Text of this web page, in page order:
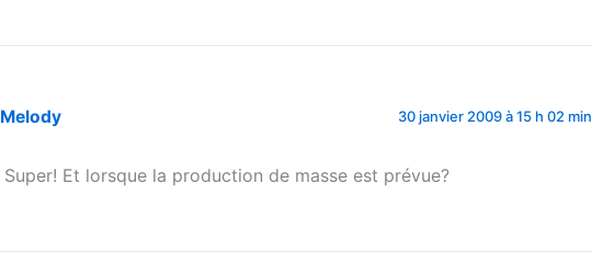
Melody 30 janvier 2009 à 15 h 02 min
Super! Et lorsque la production de masse est prévue?